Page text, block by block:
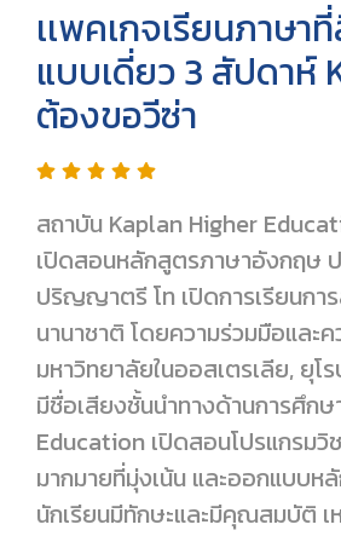
เเพคเกจเรียนภาษา
แบบเดี่ยว 3 สัปดาห์
ต้องขอวีซ่า
สถาบัน Kaplan Higher
เปิดสอนหลักสูตรภาษาอังกฤษ
ปริญญาตรี โท เปิดการเรียนกา
นานาชาติ โดยความร่วมมือและ
มหาวิทยาลัยในออสเตรเลีย, ยุโ
มีชื่อเสียงชั้นนำทางด้านการศึก
Education เปิดสอนโปรแกรมวิ
มากมายที่มุ่งเน้น และออกแบบห
นักเรียนมีทักษะและมีคุณสมบัติ เ